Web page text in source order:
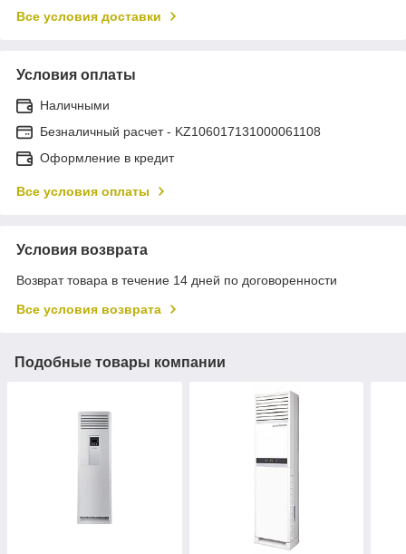
Все условия доставки
Условия оплаты
Наличными
Безналичный расчет - KZ106017131000061108
Оформление в кредит
Все условия оплаты
Условия возврата
Возврат товара в течение 14 дней по договоренности
Все условия возврата
Подобные товары компании